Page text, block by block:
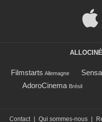
Filmstarts Allemagne
AdoroCinema Brésil
Contact Qui sommes-nous